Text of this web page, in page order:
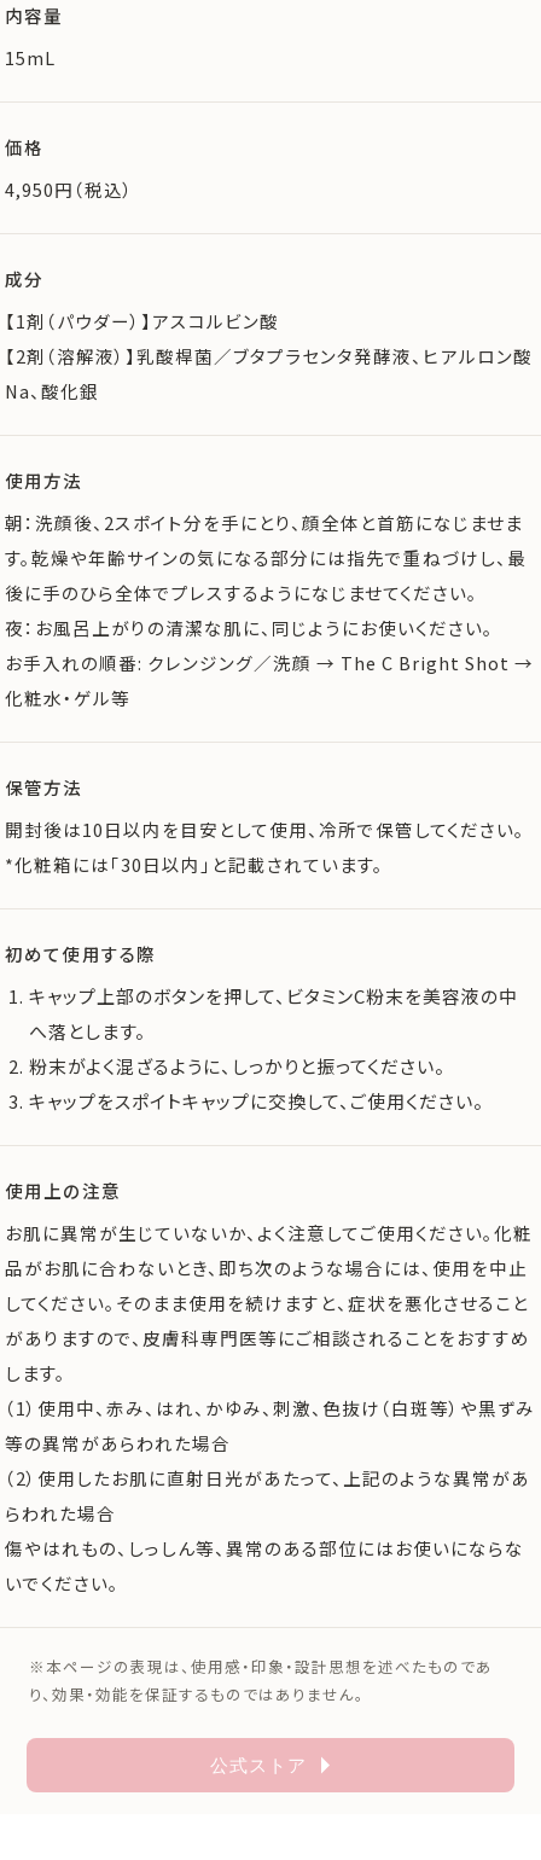
内容量
15mL
価格
4,950円（税込）
成分
【1剤（パウダー）】アスコルビン酸
【2剤（溶解液）】乳酸桿菌／ブタプラセンタ発酵液、ヒアルロン酸
Na、酸化銀
使用方法
朝：洗顔後、2スポイト分を手にとり、顔全体と首筋になじませま
す。乾燥や年齢サインの気になる部分には指先で重ねづけし、最
後に手のひら全体でプレスするようになじませてください。
夜：お風呂上がりの清潔な肌に、同じようにお使いください。
お手入れの順番: クレンジング／洗顔 → The C Bright Shot →
化粧水・ゲル等
保管方法
開封後は10日以内を目安として使用、冷所で保管してください。
*化粧箱には「30日以内」と記載されています。
初めて使用する際
キャップ上部のボタンを押して、ビタミンC粉末を美容液の中
へ落とします。
粉末がよく混ざるように、しっかりと振ってください。
キャップをスポイトキャップに交換して、ご使用ください。
使用上の注意
お肌に異常が生じていないか、よく注意してご使用ください。化粧
品がお肌に合わないとき、即ち次のような場合には、使用を中止
してください。そのまま使用を続けますと、症状を悪化させること
がありますので、皮膚科専門医等にご相談されることをおすすめ
します。
（1）使用中、赤み、はれ、かゆみ、刺激、色抜け（白斑等）や黒ずみ
等の異常があらわれた場合
（2）使用したお肌に直射日光があたって、上記のような異常があ
らわれた場合
傷やはれもの、しっしん等、異常のある部位にはお使いにならな
いでください。
※本ページの表現は、使用感・印象・設計思想を述べたものであ
り、効果・効能を保証するものではありません。
公式ストア